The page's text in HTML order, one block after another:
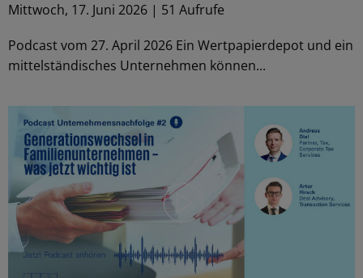
Mittwoch, 17. Juni 2026 | 51 Aufrufe
Podcast vom 27. April 2026 Ein Wertpapierdepot und ein
mittelständisches Unternehmen können...